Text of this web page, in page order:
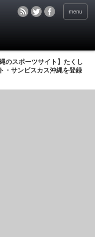
menu
のスポーツサイト】たくし
・サンビスカス沖縄を登録